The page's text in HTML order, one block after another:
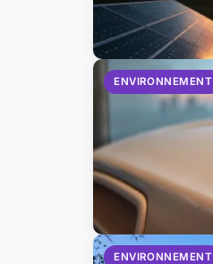
ENVIRONNEMENT
ENVIRONNEMENT